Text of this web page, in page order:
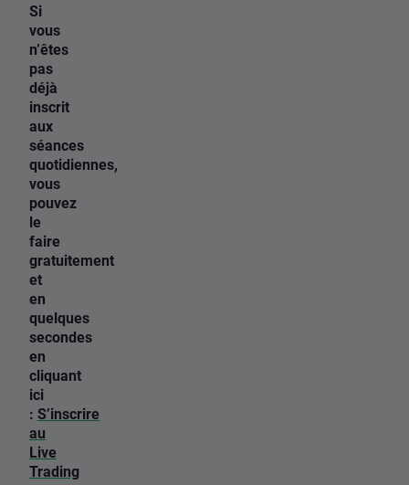
Si
vous
n’êtes
pas
déjà
inscrit
aux
séances
quotidiennes,
vous
pouvez
le
faire
gratuitement
et
en
quelques
secondes
en
cliquant
ici
: S’inscrire
au
Live
Trading